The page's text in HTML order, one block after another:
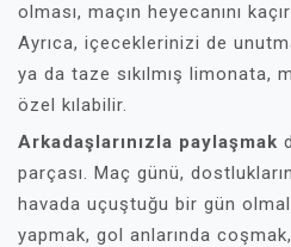
olması, maçın heyecanını
Ayrıca, içeceklerinizi de
ya da taze sıkılmış limonata,
özel kılabilir.
Arkadaşlarınızla paylaşmak
parçası. Maç günü,
havada uçuştuğu bir gün
yapmak, gol anlarında